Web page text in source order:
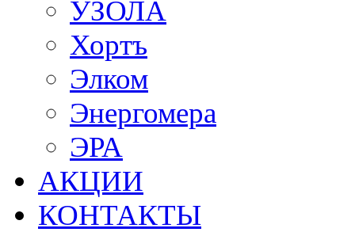
УЗОЛА
Хортъ
Элком
Энергомера
ЭРА
АКЦИИ
КОНТАКТЫ